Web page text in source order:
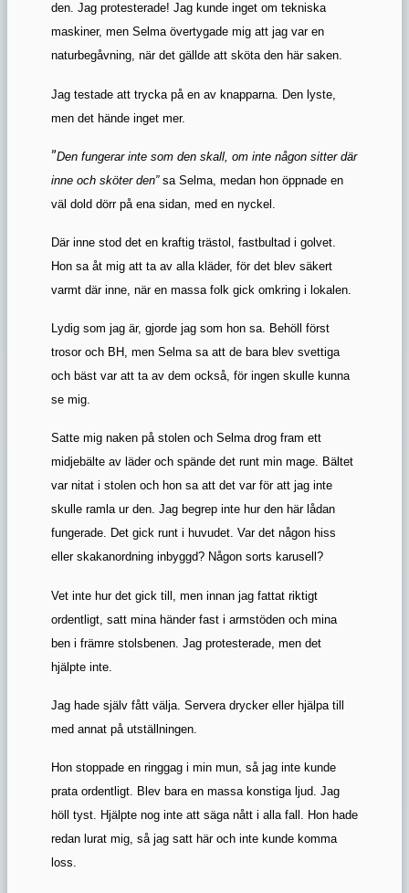
den. Jag protesterade! Jag kunde inget om tekniska
maskiner, men Selma övertygade mig att jag var en
naturbegåvning, när det gällde att sköta den här saken.
Jag testade att trycka på en av knapparna. Den lyste,
men det hände inget mer.
”Den fungerar inte som den skall, om inte någon sitter där
inne och sköter den” sa Selma, medan hon öppnade en
väl dold dörr på ena sidan, med en nyckel.
Där inne stod det en kraftig trästol, fastbultad i golvet.
Hon sa åt mig att ta av alla kläder, för det blev säkert
varmt där inne, när en massa folk gick omkring i lokalen.
Lydig som jag är, gjorde jag som hon sa. Behöll först
trosor och BH, men Selma sa att de bara blev svettiga
och bäst var att ta av dem också, för ingen skulle kunna
se mig.
Satte mig naken på stolen och Selma drog fram ett
midjebälte av läder och spände det runt min mage. Bältet
var nitat i stolen och hon sa att det var för att jag inte
skulle ramla ur den. Jag begrep inte hur den här lådan
fungerade. Det gick runt i huvudet. Var det någon hiss
eller skakanordning inbyggd? Någon sorts karusell?
Vet inte hur det gick till, men innan jag fattat riktigt
ordentligt, satt mina händer fast i armstöden och mina
ben i främre stolsbenen. Jag protesterade, men det
hjälpte inte.
Jag hade själv fått välja. Servera drycker eller hjälpa till
med annat på utställningen.
Hon stoppade en ringgag i min mun, så jag inte kunde
prata ordentligt. Blev bara en massa konstiga ljud. Jag
höll tyst. Hjälpte nog inte att säga nått i alla fall. Hon hade
redan lurat mig, så jag satt här och inte kunde komma
loss.